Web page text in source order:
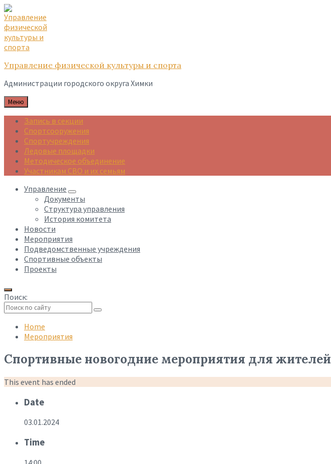
Skip
to
content
Skip
to
main
navigation
Skip
to
footer
Управление физической культуры и спорта
Администрации городского округа Химки
Меню
Запись в секции
Спортсооружения
Спортучреждения
Ледовые площадки
Методическое объединение
Участникам СВО и их семьям
Управление
Документы
Структура управления
История комитета
Новости
Мероприятия
Подведомственные учреждения
Спортивные объекты
Проекты
Поиск:
search
Home
Мероприятия
Спортивные новогодние мероприятия для жителей
This event has ended
Date
03.01.2024
Time